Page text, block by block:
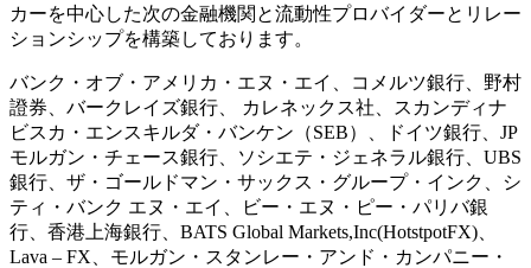
カーを中心した次の金融機関と流動性プロバイダーとリレー
ションシップを構築しております。
バンク・オブ・アメリカ・エヌ・エイ、コメルツ銀行、野村
證券、バークレイズ銀行、 カレネックス社、スカンディナ
ビスカ・エンスキルダ・バンケン（SEB）、ドイツ銀行、JP
モルガン・チェース銀行、ソシエテ・ジェネラル銀行、UBS
銀行、ザ・ゴールドマン・サックス・グループ・インク、シ
ティ・バンク エヌ・エイ、ビー・エヌ・ピー・パリバ銀
行、香港上海銀行、BATS Global Markets,Inc(HotstpotFX)、
Lava – FX、モルガン・スタンレー・アンド・カンパニー・